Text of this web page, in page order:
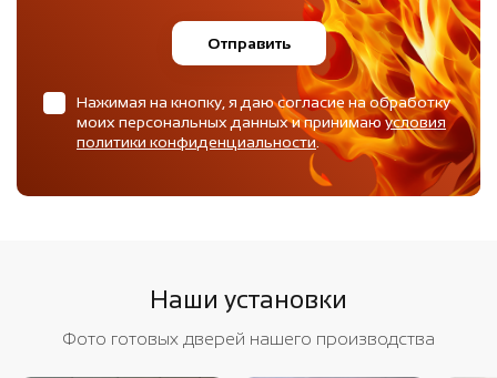
Отправить
Нажимая на кнопку, я даю согласие на обработку
моих персональных данных и принимаюусловия
политики конфиденциальности.
Наши установки
Фото готовых дверей нашего производства